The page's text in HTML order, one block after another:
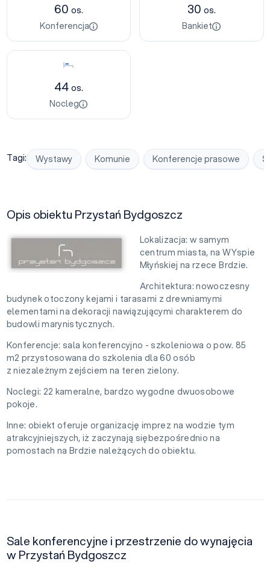
60 os.
Konferencja
30 os.
Bankiet
Nocleg
44os.
Nocleg
Tagi: Wystawy Komunie Konferencje prasowe
Opis obiektu Przystań Bydgoszcz
Lokalizacja: w samym
centrum miasta, na WYspie
Młyńskiej na rzece Brdzie.
Architektura: nowoczesny
budynek otoczony kejami i tarasami z drewniamymi
elementami na dekoracji nawiązującymi charakterem do
budowli marynistycznych.
Konferencje: sala konferencyjno - szkoleniowa o pow. 85
m2 przystosowana do szkolenia dla 60 osób
z niezależnym zejściem na teren zielony.
Noclegi: 22 kameralne, bardzo wygodne dwuosobowe
pokoje.
Inne: obiekt oferuje organizację imprez na wodzie tym
atrakcyjniejszych, iż zaczynają siębezpośrednio na
pomostach na Brdzie należących do obiektu.
Sale konferencyjne i przestrzenie do wynajęcia
w Przystań Bydgoszcz